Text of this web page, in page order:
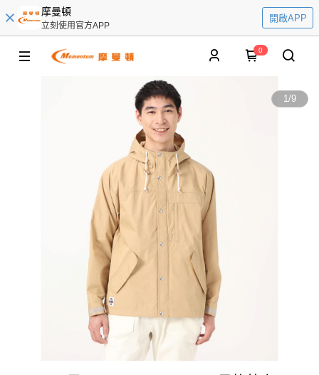
摩曼頓
立刻使用官方APP
開啟APP
0
1/9